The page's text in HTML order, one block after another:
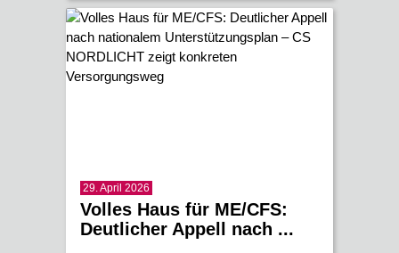
29. April 2026
Volles Haus für ME/CFS:
Deutlicher Appell nach ...